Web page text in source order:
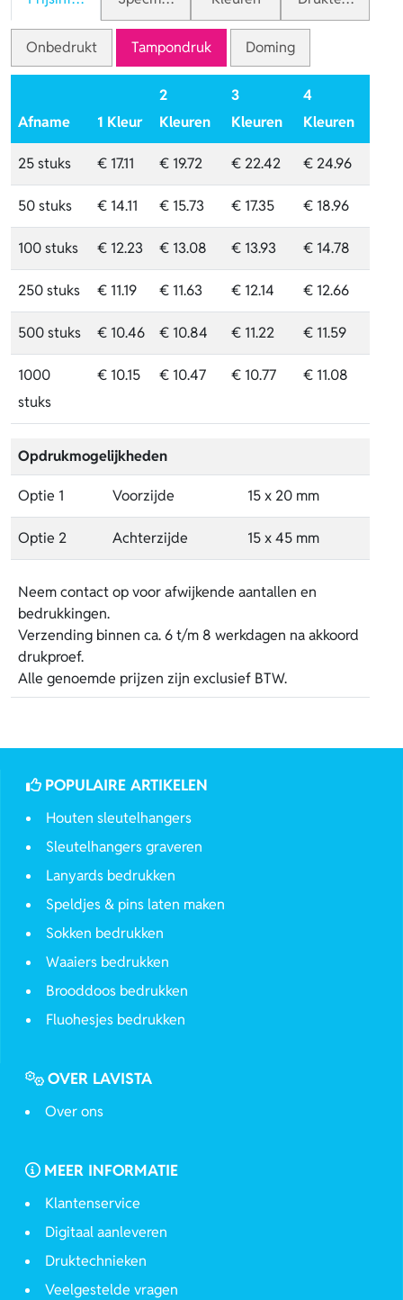
Onbedrukt Tampondruk Doming
Afname 1 Kleur
2
Kleuren
3
Kleuren
4
Kleuren
25 stuks € 17.11 € 19.72 € 22.42 € 24.96
50 stuks € 14.11 € 15.73 € 17.35 € 18.96
100 stuks € 12.23 € 13.08 € 13.93 € 14.78
250 stuks € 11.19 € 11.63 € 12.14 € 12.66
500 stuks € 10.46 € 10.84 € 11.22 € 11.59
1000
stuks
€ 10.15 € 10.47 € 10.77 € 11.08
Opdrukmogelijkheden
Optie 1 Voorzijde 15 x 20 mm
Optie 2 Achterzijde 15 x 45 mm
Neem contact op voor afwijkende aantallen en
bedrukkingen.
Verzending binnen ca. 6 t/m 8 werkdagen na akkoord
drukproef.
Alle genoemde prijzen zijn exclusief BTW.
POPULAIRE ARTIKELEN
Houten sleutelhangers
Sleutelhangers graveren
Lanyards bedrukken
Speldjes & pins laten maken
Sokken bedrukken
Waaiers bedrukken
Brooddoos bedrukken
Fluohesjes bedrukken
OVER LAVISTA
Over ons
MEER INFORMATIE
Klantenservice
Digitaal aanleveren
Druktechnieken
Veelgestelde vragen